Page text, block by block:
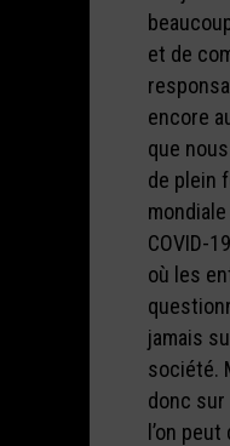
et de
encore
que
de plein
COVID-
où les
jamais
société.
donc
l’on